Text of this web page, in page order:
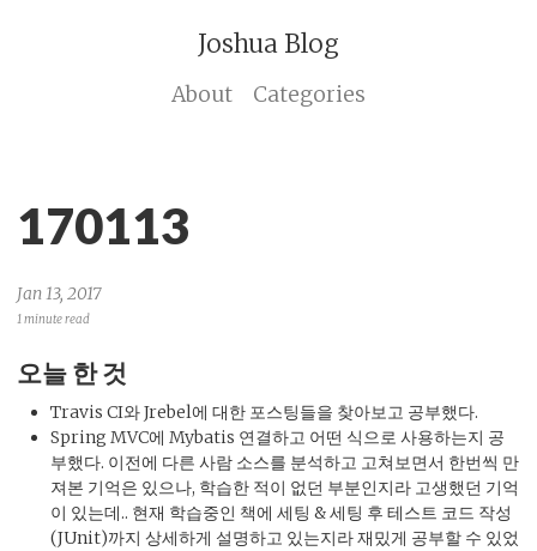
Joshua Blog
About Categories
170113
Jan 13, 2017
1 minute read
오늘 한 것
Travis CI와 Jrebel에 대한 포스팅들을 찾아보고 공부했다.
Spring MVC에 Mybatis 연결하고 어떤 식으로 사용하는지 공
부했다. 이전에 다른 사람 소스를 분석하고 고쳐보면서 한번씩 만
져본 기억은 있으나, 학습한 적이 없던 부분인지라 고생했던 기억
이 있는데.. 현재 학습중인 책에 세팅 & 세팅 후 테스트 코드 작성
(JUnit)까지 상세하게 설명하고 있는지라 재밌게 공부할 수 있었